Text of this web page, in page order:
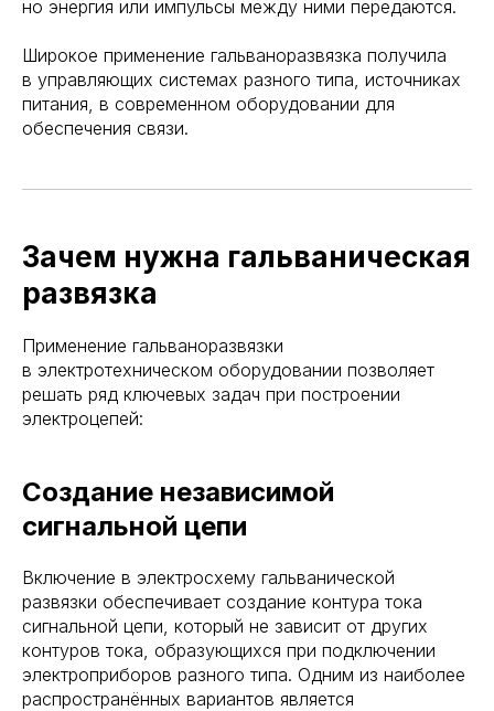
но энергия или импульсы между ними передаются.
Широкое применение гальваноразвязка получила
в управляющих системах разного типа, источниках
питания, в современном оборудовании для
обеспечения связи.
Зачем нужна гальваническая
развязка
Применение гальваноразвязки
в электротехническом оборудовании позволяет
решать ряд ключевых задач при построении
электроцепей:
Создание независимой
сигнальной цепи
Включение в электросхему гальванической
развязки обеспечивает создание контура тока
сигнальной цепи, который не зависит от других
контуров тока, образующихся при подключении
электроприборов разного типа. Одним из наиболее
распространённых вариантов является